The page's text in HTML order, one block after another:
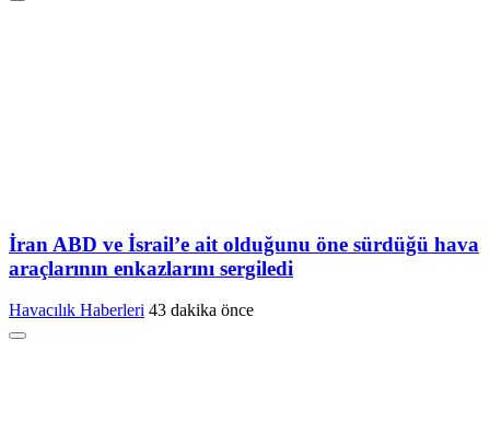
İran ABD ve İsrail’e ait olduğunu öne sürdüğü hava
araçlarının enkazlarını sergiledi
Havacılık Haberleri 43 dakika önce